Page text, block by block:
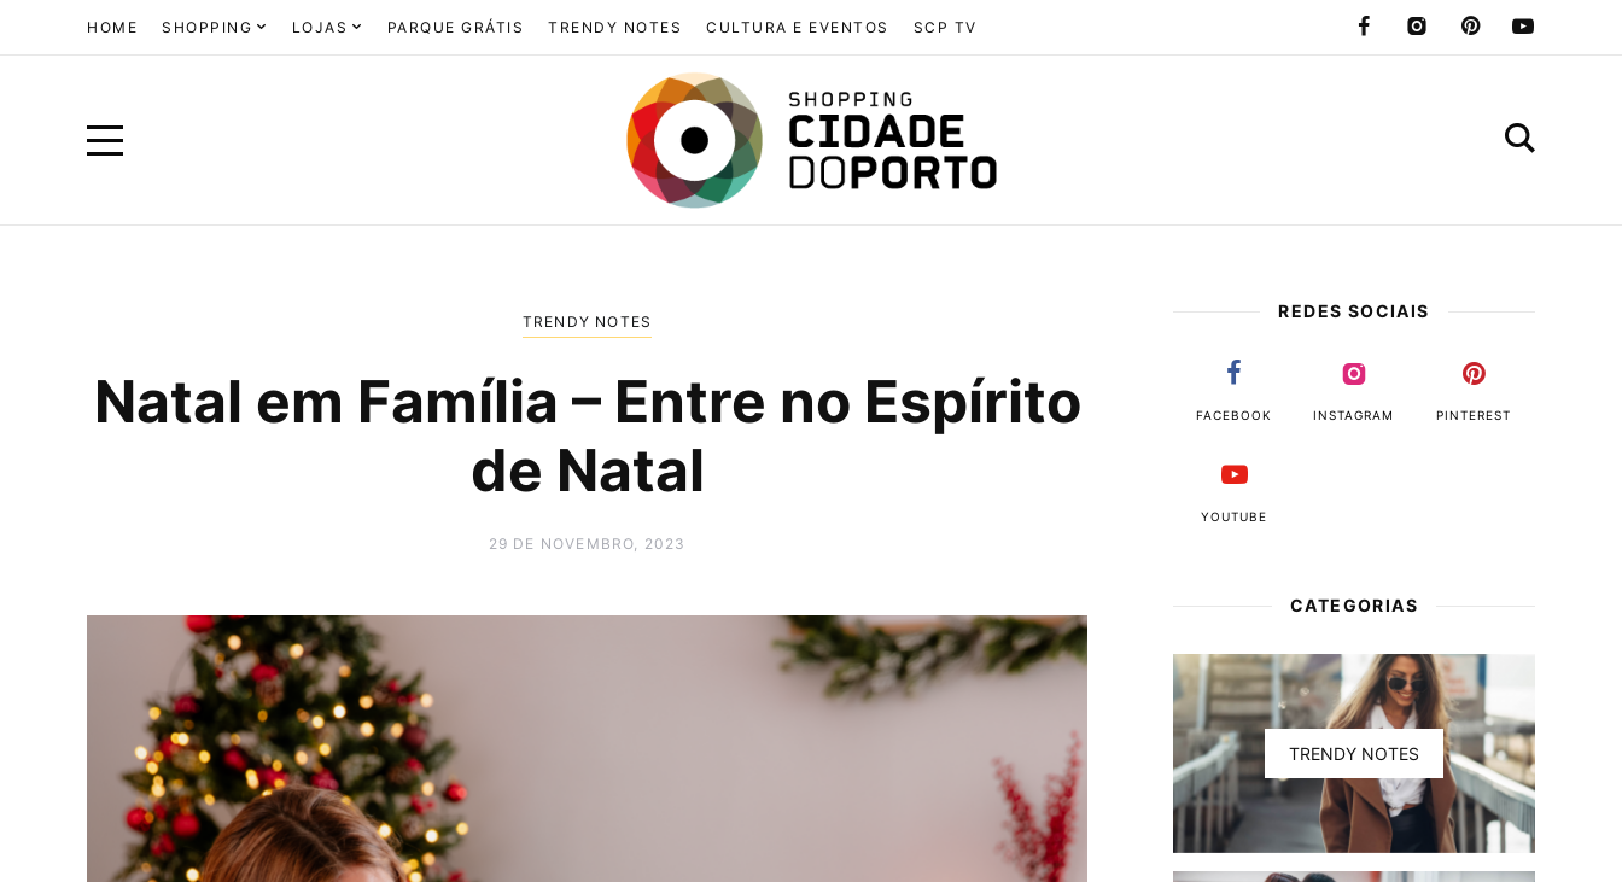
HOME SHOPPING LOJAS PARQUE GRÁTIS TRENDY NOTES CULTURA E EVENTOS SCP TV
TRENDY NOTES
Natal em Família – Entre no Espírito
de Natal
29 DE NOVEMBRO, 2023
REDES SOCIAIS
FACEBOOK INSTAGRAM PINTEREST
YOUTUBE
CATEGORIAS
TRENDY NOTES